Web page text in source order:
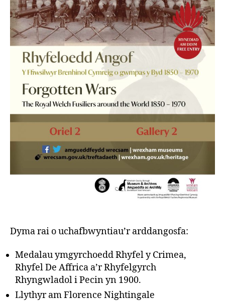
Dyma rai o uchafbwyntiau’r arddangosfa:
Medalau ymgyrchoedd Rhyfel y Crimea,
Rhyfel De Affrica a’r Rhyfelgyrch
Rhyngwladol i Pecin yn 1900.
Llythyr am Florence Nightingale